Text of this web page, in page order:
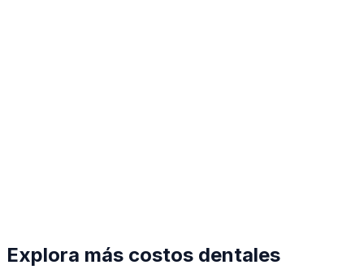
Explora más costos dentales